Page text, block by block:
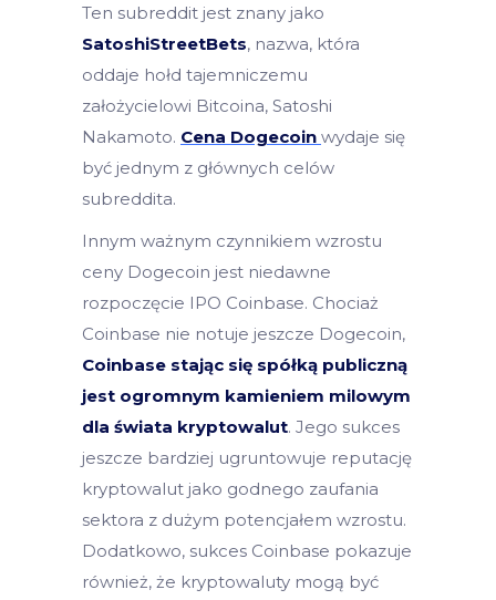
Ten subreddit jest znany jako
SatoshiStreetBets, nazwa, która
oddaje hołd tajemniczemu
założycielowi Bitcoina, Satoshi
Nakamoto. Cena Dogecoin wydaje się
być jednym z głównych celów
subreddita.
Innym ważnym czynnikiem wzrostu
ceny Dogecoin jest niedawne
rozpoczęcie IPO Coinbase. Chociaż
Coinbase nie notuje jeszcze Dogecoin,
Coinbase stając się spółką publiczną
jest ogromnym kamieniem milowym
dla świata kryptowalut. Jego sukces
jeszcze bardziej ugruntowuje reputację
kryptowalut jako godnego zaufania
sektora z dużym potencjałem wzrostu.
Dodatkowo, sukces Coinbase pokazuje
również, że kryptowaluty mogą być